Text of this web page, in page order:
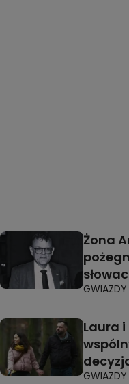
Żona
GWIAZDY
Laura i
GWIAZDY